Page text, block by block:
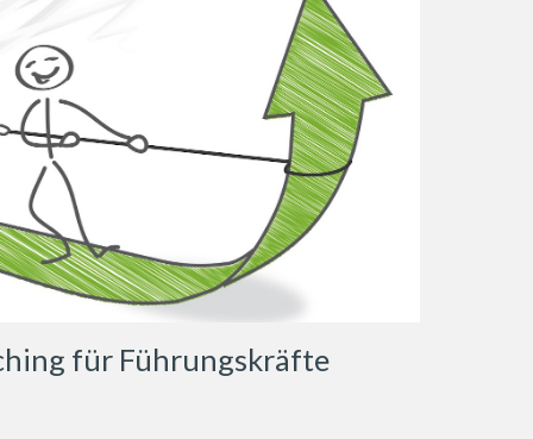
für Führungskräfte